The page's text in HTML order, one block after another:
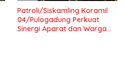
Patroli/Siskamling Koramil
04/Pulogadung Perkuat
Sinergi Aparat dan Warga